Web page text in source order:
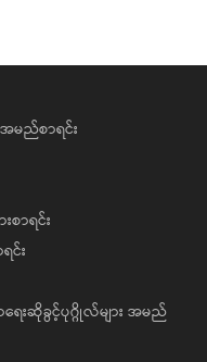
မည်စာရင်း
စာရင်း
င်း
ေးဆိုခွင့်ပုဂ္ဂိုလ်များ အမည်